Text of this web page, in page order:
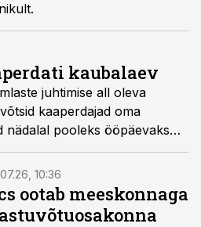
kaubalaev
juhtimise all oleva
kaaperdajad oma
pooleks ööpäevaks
Rootsi vetes.
10:36
ootab meeskonnaga